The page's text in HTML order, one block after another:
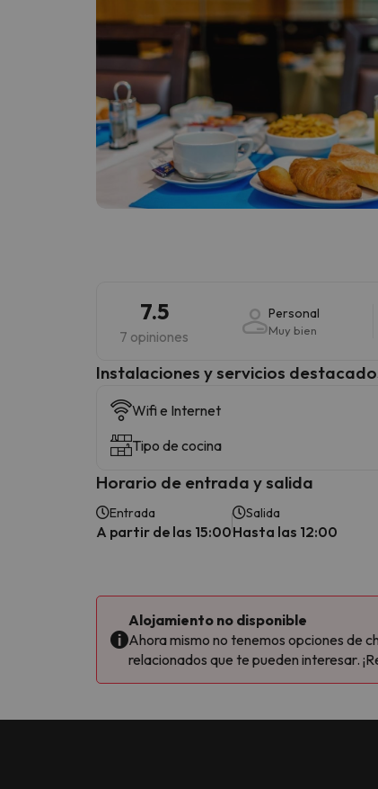
7.5
7 opiniones
Personal
Muy bien
Instalaciones y servicios
Wifi e Internet
Tipo de cocina
Horario de entrada y salida
Entrada
A partir de las 15:00
Salida
Hasta las 12:00
Alojamiento no disponible
Ahora mismo no tenemos opciones de
relacionados que te pueden interesar.